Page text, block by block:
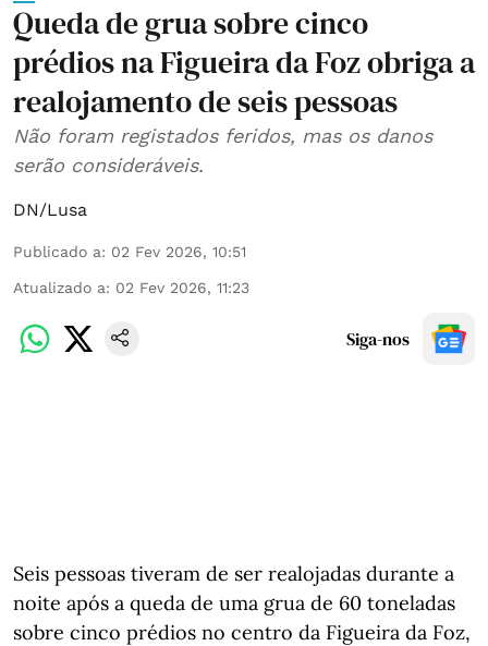
Queda de grua sobre cinco
prédios na Figueira da Foz obriga a
realojamento de seis pessoas
Não foram registados feridos, mas os danos
serão consideráveis.
DN/Lusa
Publicado a: 02 Fev 2026, 10:51
Atualizado a: 02 Fev 2026, 11:23
Siga-nos
Seis pessoas tiveram de ser realojadas durante a
noite após a queda de uma grua de 60 toneladas
sobre cinco prédios no centro da Figueira da Foz,